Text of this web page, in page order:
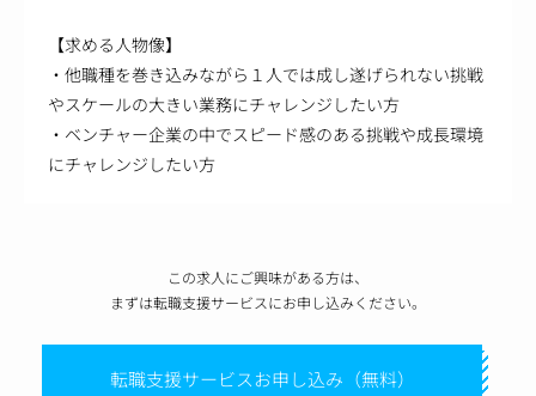
【求める人物像】
・他職種を巻き込みながら１人では成し遂げられない挑戦
やスケールの大きい業務にチャレンジしたい方
・ベンチャー企業の中でスピード感のある挑戦や成長環境
にチャレンジしたい方
この求人にご興味がある方は、
まずは転職支援サービスにお申し込みください。
転職支援サービスお申し込み（無料）